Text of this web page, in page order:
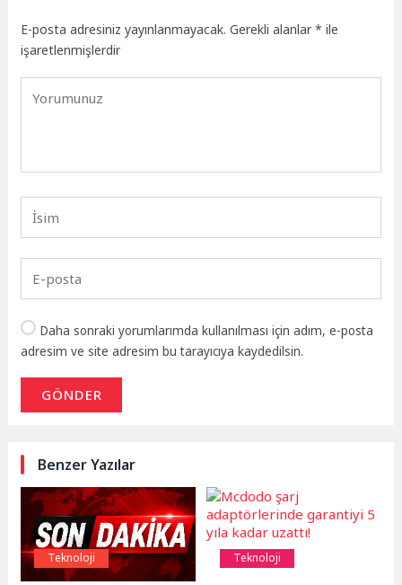
E-posta adresiniz yayınlanmayacak. Gerekli alanlar* ile
işaretlenmişlerdir
Daha sonraki yorumlarımda kullanılması için adım, e-posta
adresim ve site adresim bu tarayıcıya kaydedilsin.
GÖNDER
Benzer Yazılar
Teknoloji Teknoloji